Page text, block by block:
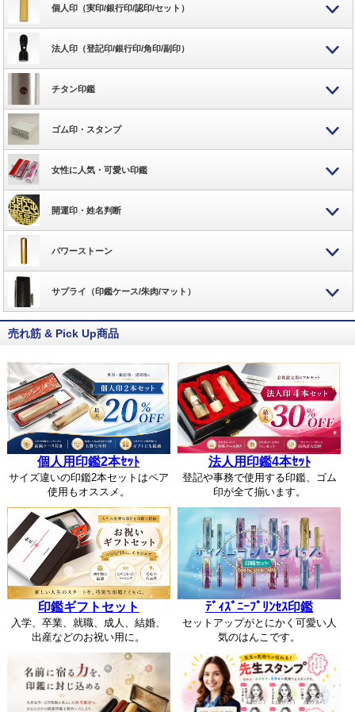
個人印（実印/銀行印/認印/セット）
法人印（登記印/銀行印/角印/副印）
チタン印鑑
ゴム印・スタンプ
女性に人気・可愛い印鑑
開運印・姓名判断
パワーストーン
サプライ（印鑑ケース/朱肉/マット）
売れ筋 & Pick Up商品
個人用印鑑2本ｾｯﾄ
サイズ違いの印鑑2本セットはペア
使用もオススメ。
法人用印鑑4本ｾｯﾄ
登記や事務で使用する印鑑、ゴム
印が全て揃います。
印鑑ギフトセット
入学、卒業、就職、成人、結婚、
出産などのお祝い用に。
ﾃﾞｨｽﾞﾆｰﾌﾟﾘﾝｾｽ印鑑
セットアップがとにかく可愛い人
気のはんこです。